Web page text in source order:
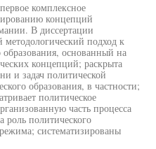
комплексное
концепций
В диссертации
подход к
основанный на
концепций; раскрыта
и задач политической
образования, в частности;
политическое
часть процесса
роль политического
систематизированы